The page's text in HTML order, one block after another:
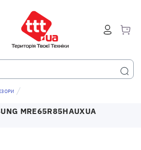
MRE65R85HAUXUA